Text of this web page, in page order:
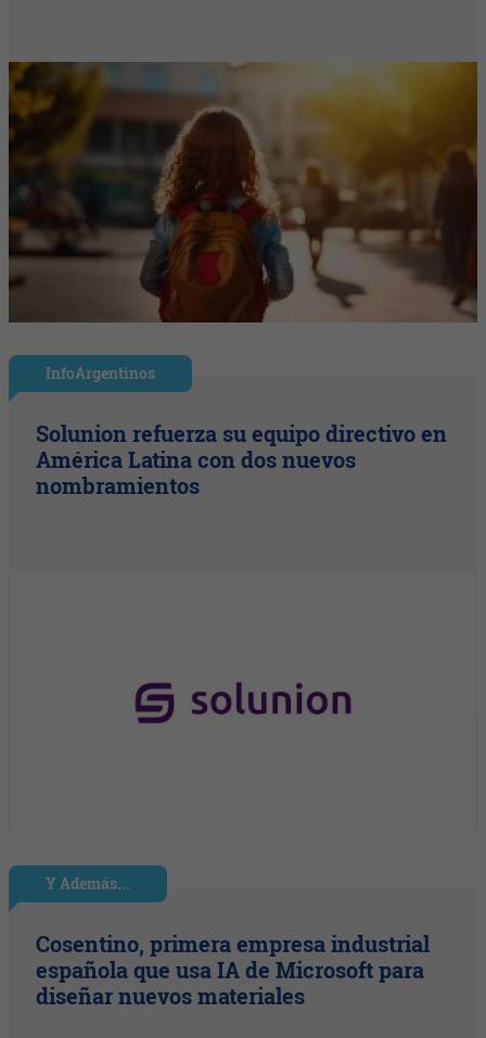
InfoArgentinos
Solunion refuerza su equipo directivo en
América Latina con dos nuevos
nombramientos
Y Además...
Cosentino, primera empresa industrial
española que usa IA de Microsoft para
diseñar nuevos materiales